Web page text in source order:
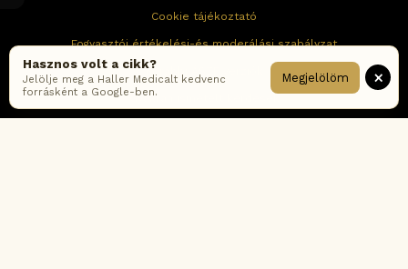
×
Hasznos volt a cikk?
Jelölje meg a Haller Medicalt kedvenc
forrásként a Google-ben.
Megjelölöm
Cookie tájékoztató
Fogyasztói értékelési-és moderálási szabályzat
Korábbi ÁSZF verziók
Gyakran ismételt kérdések